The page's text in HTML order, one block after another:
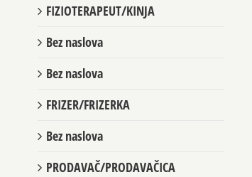
FIZIOTERAPEUT/KINJA
Bez naslova
Bez naslova
FRIZER/FRIZERKA
Bez naslova
PRODAVAČ/PRODAVAČICA